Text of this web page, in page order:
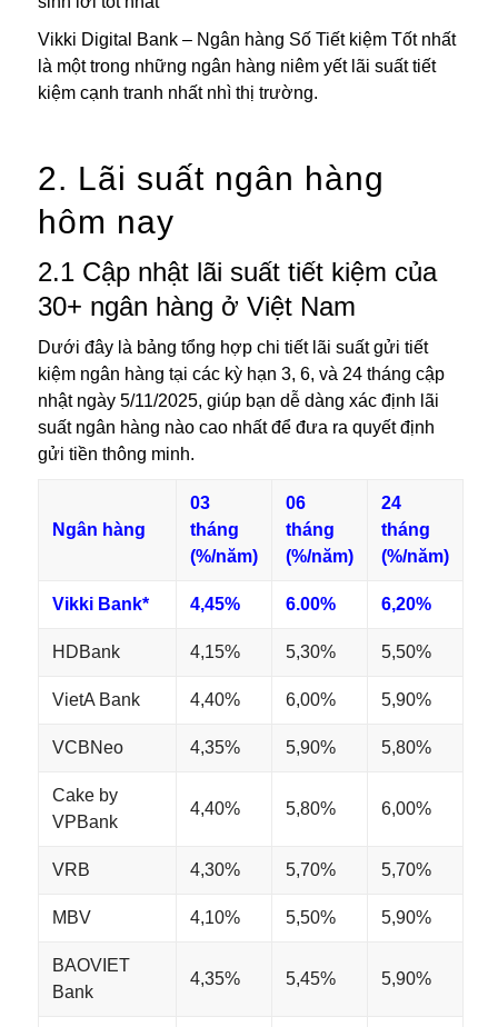
Vikki Digital Bank – Ngân hàng Số Tiết kiệm Tốt nhất
là một trong những ngân hàng niêm yết lãi suất tiết
kiệm cạnh tranh nhất nhì thị trường.
2. Lãi suất ngân hàng
hôm nay
2.1 Cập nhật lãi suất tiết kiệm của
30+ ngân hàng ở Việt Nam
Dưới đây là bảng tổng hợp chi tiết lãi suất gửi tiết
kiệm ngân hàng tại các kỳ hạn 3, 6, và 24 tháng cập
nhật ngày 5/11/2025, giúp bạn dễ dàng xác định lãi
suất ngân hàng nào cao nhất để đưa ra quyết định
gửi tiền thông minh.
Ngân hàng
03
tháng
(%/năm)
06
tháng
(%/năm)
24
tháng
(%/năm)
Vikki Bank* 4,45% 6.00% 6,20%
HDBank 4,15% 5,30% 5,50%
VietA Bank 4,40% 6,00% 5,90%
VCBNeo 4,35% 5,90% 5,80%
Cake by
VPBank
4,40% 5,80% 6,00%
VRB 4,30% 5,70% 5,70%
MBV 4,10% 5,50% 5,90%
BAOVIET
Bank
4,35% 5,45% 5,90%